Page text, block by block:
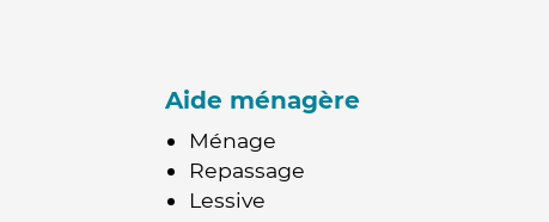
Aide ménagère
Ménage
Repassage
Lessive